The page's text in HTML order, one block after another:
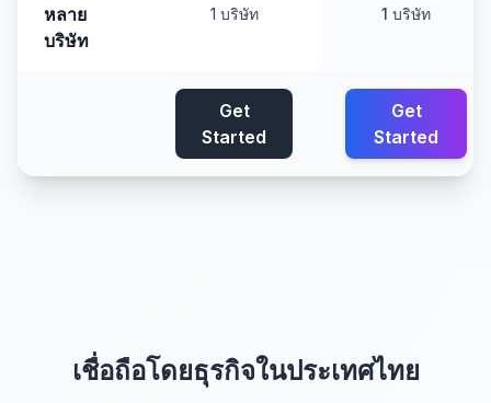
หลาย
บริษัท
1 บริษัท 1 บริษัท
Get
Started
Get
Started
เชื่อถือโดยธุรกิจในประเทศไทย